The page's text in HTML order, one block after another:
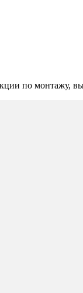
по монтажу,